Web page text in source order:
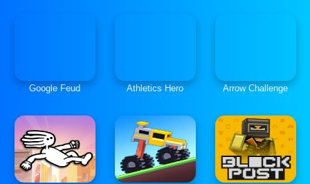
Google Feud Athletics Hero Arrow Challenge